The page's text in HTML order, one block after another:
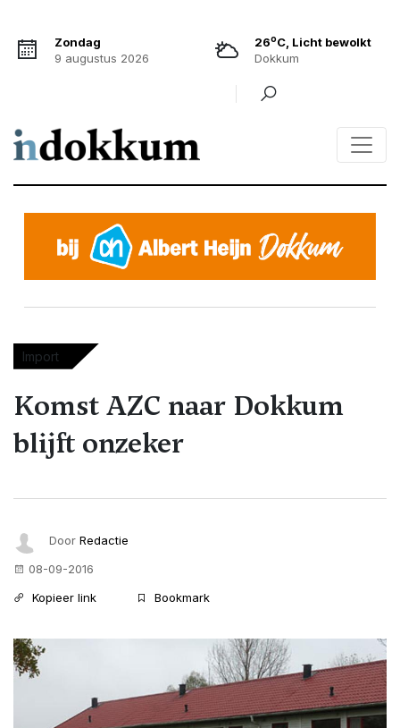
Zondag
9 augustus 2026
26oC, Licht bewolkt
Dokkum
Import
Komst AZC naar Dokkum
blijft onzeker
Door Redactie
08-09-2016
Kopieer link
Bookmark